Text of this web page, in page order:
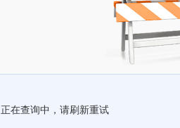
正在查询中，请刷新重试